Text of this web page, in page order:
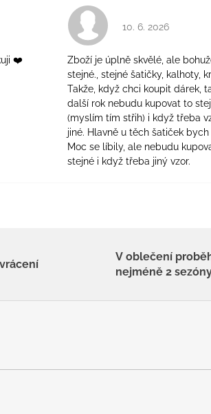
z 5 hvězdiček.
❤️
Hodnocení
10. 6. 2026
Zboží je úplně skvělé, ale
stejné., stejné šatičky, kalhoty,
Takže, když chci koupit dárek,
další rok nebudu kupovat to
(myslím tím střih) i když třeba
jiné. Hlavně u těch šatiček
Moc se líbily, ale nebudu
stejné i když třeba jiný vzor.
V oblečení
nejméně 2